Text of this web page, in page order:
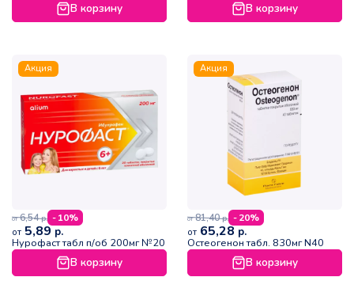
В корзину В корзину
Акция
от 6,54р. - 10%
от 5,89 р.
Нурофаст табл п/об 200мг №20
В корзину
Акция
от 81,40р. - 20%
от 65,28 р.
Остеогенон табл. 830мг N40
В корзину